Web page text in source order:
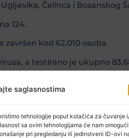
saglasnostima
tehnologije poput kolačića za čuvanje
sa ovim tehnologijama će nam
pri pregledanju ili jedinstveni ID-ovi
Čelinca i Bosanskog
124.
kod 62.010 osoba.
a testirano je ukupno
318 osoba.